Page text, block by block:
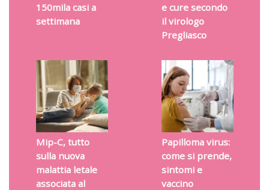
150mila casi a
settimana
e cure secondo
il virologo
Pregliasco
Mip-C, tutto
sulla nuova
malattia letale
associata al
Papilloma virus:
come si prende,
sintomi e
vaccino